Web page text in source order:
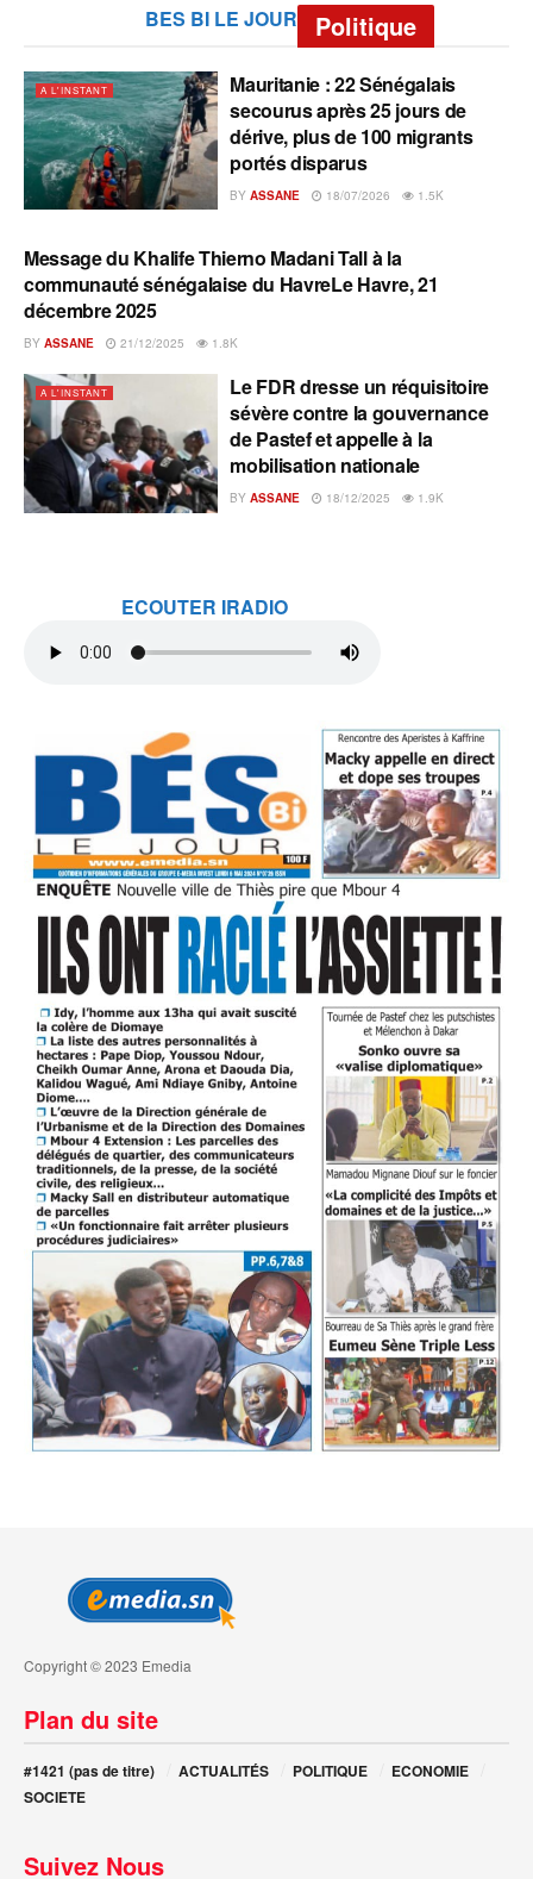
BES BI LE JOUR Politique
A L'INSTANT
Mauritanie : 22 Sénégalais
secourus après 25 jours de
dérive, plus de 100 migrants
portés disparus
BY ASSANE 18/07/2026 1.5K
A L'INSTANT
Message du Khalife Thierno Madani Tall à la
communauté sénégalaise du HavreLe Havre, 21
décembre 2025
BY ASSANE 21/12/2025 1.8K
A L'INSTANT
Le FDR dresse un réquisitoire
sévère contre la gouvernance
de Pastef et appelle à la
mobilisation nationale
BY ASSANE 18/12/2025 1.9K
ECOUTER IRADIO
Copyright © 2023 Emedia
Plan du site
#1421 (pas de titre) ACTUALITÉS POLITIQUE
ECONOMIE
SOCIETE
Suivez Nous